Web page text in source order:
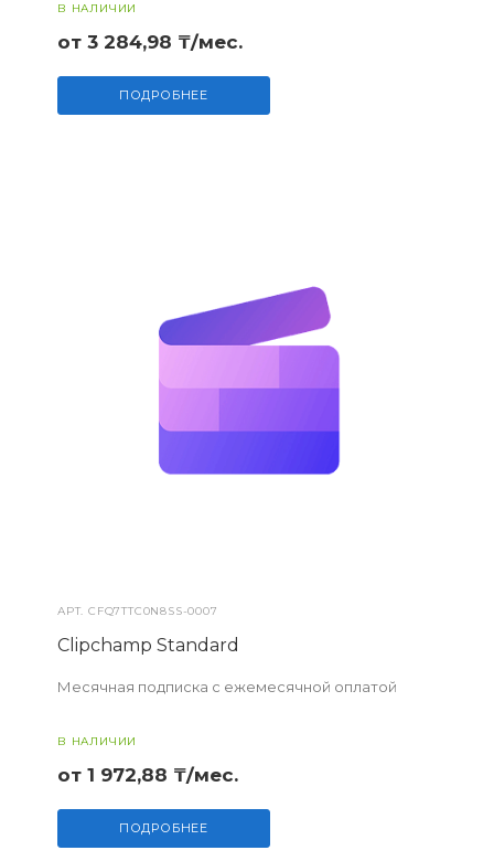
В НАЛИЧИИ
от 3 284,98 ₸/мес.
ПОДРОБНЕЕ
АРТ.CFQ7TTC0N8SS-0007
Clipchamp Standard
Месячная подписка с ежемесячной оплатой
В НАЛИЧИИ
от 1 972,88 ₸/мес.
ПОДРОБНЕЕ